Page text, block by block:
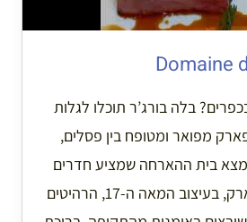
Domaine
בלה בורג’ר תוכלו לגלות
מפואר ומטופח בין פסלים,
בית ההארחה שמציע חדרים
עם נוף מרהיב לפארק, בעיצוב המאה ה-17, הרהיטים